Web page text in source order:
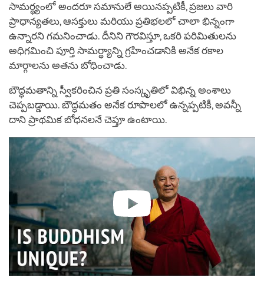
సామర్థ్యంలో అందరూ సమానులే అయినప్పటికీ, ప్రజలు వారి
ప్రాధాన్యతలు, ఆసక్తులు మరియు ప్రతిభలలో చాలా భిన్నంగా
ఉన్నారని గమనించాడు. దీనిని గౌరవిస్తూ, ఒకరి పరిమితులను
అధిగమించి పూర్తి సామర్థ్యాన్ని గ్రహించడానికి అనేక రకాల
మార్గాలను అతను బోధించాడు.
బౌద్ధమతాన్ని స్వీకరించిన ప్రతి సంస్కృతిలో విభిన్న అంశాలు
చెప్పబడ్డాయి. బౌద్ధమతం అనేక రూపాలలో ఉన్నప్పటికీ, అవన్నీ
దాని ప్రాథమిక బోధనలనే చెప్తూ ఉంటాయి.